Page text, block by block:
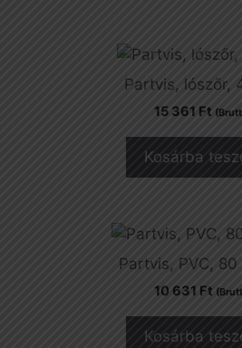
Partvis, lószőr,
15 361 Ft
Kosárba
Partvis, PVC,
10 631 Ft
Kosárba